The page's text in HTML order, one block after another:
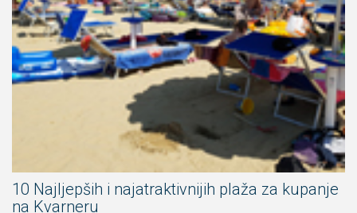
10 Najljepših i najatraktivnijih plaža za kupanje
na Kvarneru